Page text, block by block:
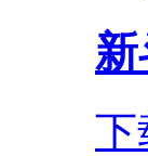
下